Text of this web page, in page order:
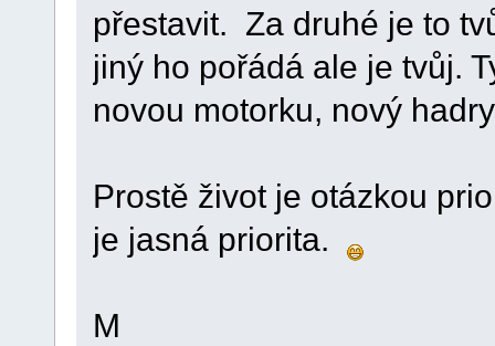
přestavit. Za druhé je to
jiný ho pořádá ale je tvůj.
novou motorku, nový
Prostě život je otázkou
je jasná priorita.
M